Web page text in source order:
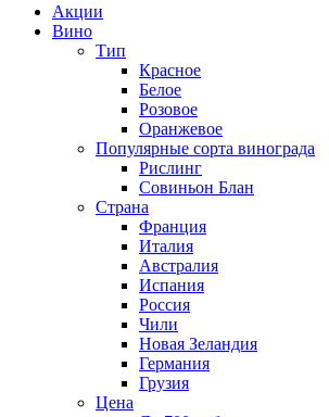
Акции
Вино
Тип
Красное
Белое
Розовое
Оранжевое
Популярные сорта винограда
Рислинг
Совиньон Блан
Страна
Франция
Италия
Австралия
Испания
Россия
Чили
Новая Зеландия
Германия
Грузия
Цена